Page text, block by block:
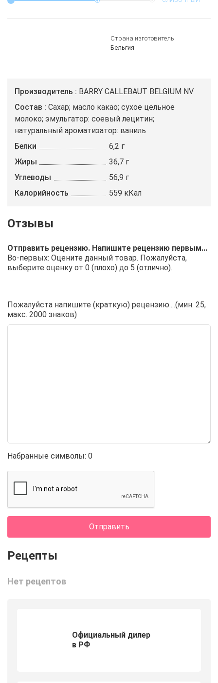
Страна изготовитель
Бельгия
Производитель
BARRY CALLEBAUT BELGIUM NV
Состав
Сахар; масло какао; сухое цельное
молоко; эмульгатор: соевый лецитин;
натуральный ароматизатор: ваниль
Белки
6,2 г
Жиры
36,7 г
Углеводы
56,9 г
Калорийность
559 кКал
Отправить рецензию. Напишите рецензию первым...
Во-первых: Оцените данный товар. Пожалуйста,
выберите оценку от 0 (плохо) до 5 (отлично).
Пожалуйста напишите (краткую) рецензию....(мин. 25,
макс. 2000 знаков)
Набранные символы: 0
Отправить
Нет рецептов
Официальный дилер
в РФ